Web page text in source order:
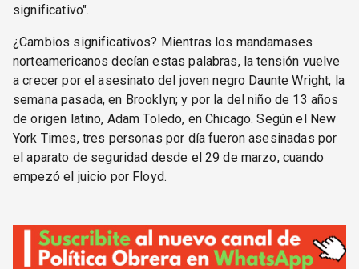
significativo".
¿Cambios significativos? Mientras los mandamases
norteamericanos decían estas palabras, la tensión vuelve
a crecer por el asesinato del joven negro Daunte Wright, la
semana pasada, en Brooklyn; y por la del niño de 13 años
de origen latino, Adam Toledo, en Chicago. Según el New
York Times, tres personas por día fueron asesinadas por
el aparato de seguridad desde el 29 de marzo, cuando
empezó el juicio por Floyd.